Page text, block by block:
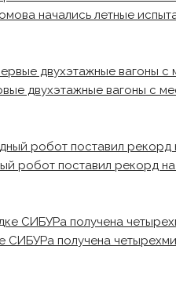
начались летные
двухэтажные вагоны с
робот поставил рекорд
СИБУРа получена